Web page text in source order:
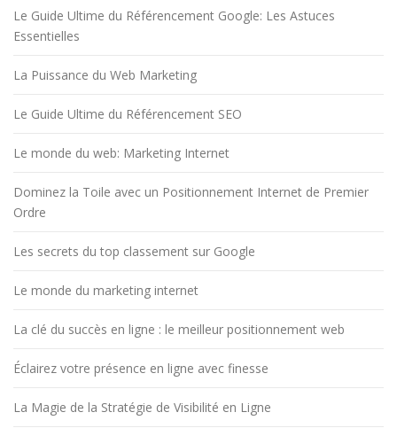
Le Guide Ultime du Référencement Google: Les Astuces
Essentielles
La Puissance du Web Marketing
Le Guide Ultime du Référencement SEO
Le monde du web: Marketing Internet
Dominez la Toile avec un Positionnement Internet de Premier
Ordre
Les secrets du top classement sur Google
Le monde du marketing internet
La clé du succès en ligne : le meilleur positionnement web
Éclairez votre présence en ligne avec finesse
La Magie de la Stratégie de Visibilité en Ligne